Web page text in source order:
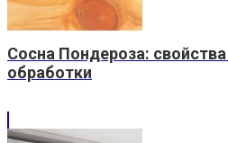
Сосна Пондероза:
обработки